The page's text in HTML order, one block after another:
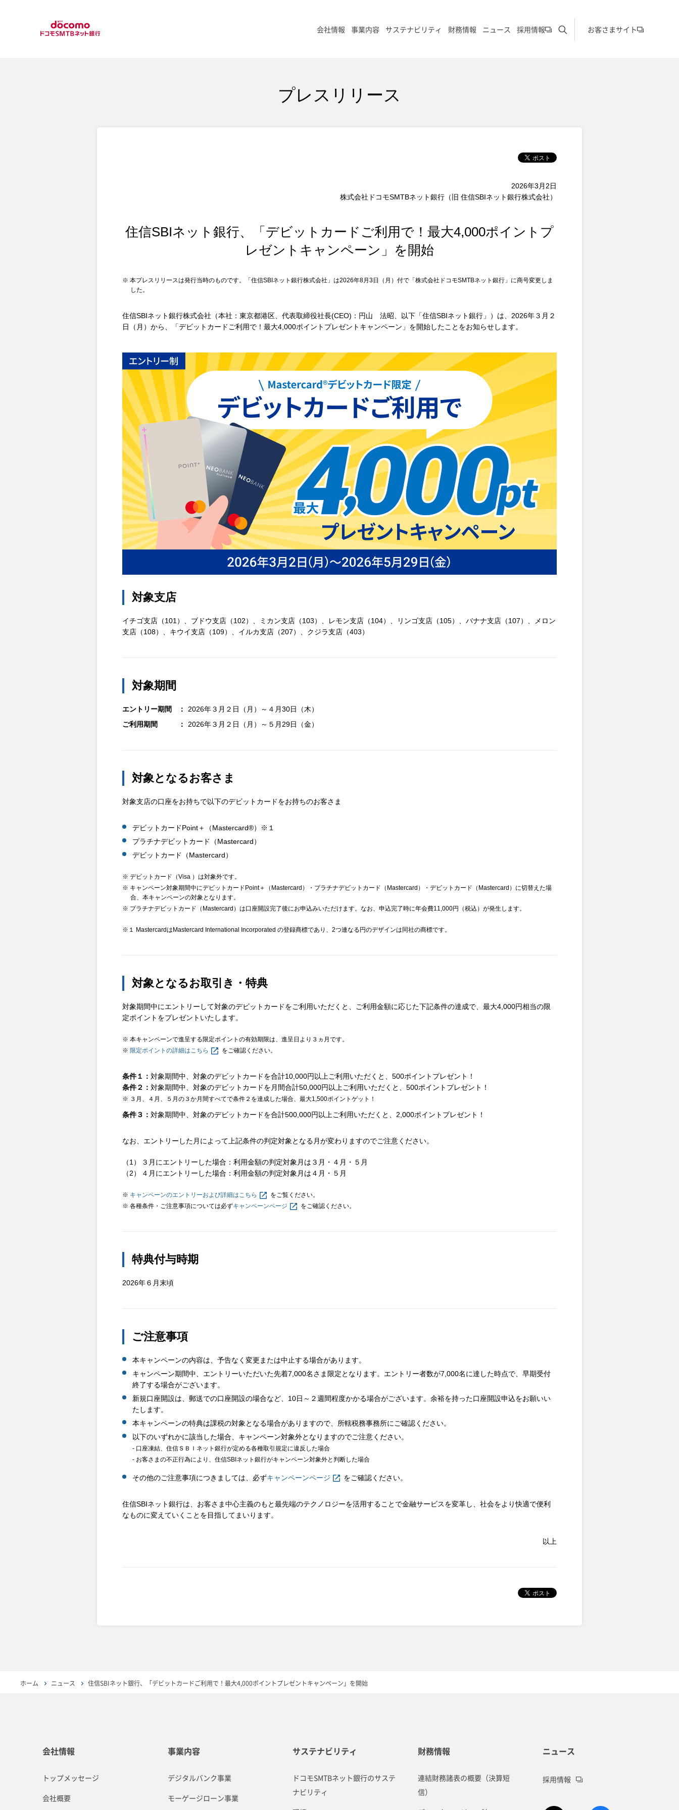
会社情報 事業内容 サステナビリティ 財務情報 ニュース 採用情報 サイト内検索を開く
お客さまサイト
プレスリリース
2026年3月2日
株式会社ドコモSMTBネット銀行（旧 住信SBIネット銀行株式会社）
住信SBIネット銀行、「デビットカードご利用で！最大4,000ポイントプ
レゼントキャンペーン」を開始
※ 本プレスリリースは発行当時のものです。「住信SBIネット銀行株式会社」は2026年8月3日（月）付で「株式会社ドコモSMTBネット銀行」に商号変更しま
した。
住信SBIネット銀行株式会社（本社：東京都港区、代表取締役社長(CEO)：円山 法昭、以下「住信SBIネット銀行」）は、2026年３月２
日（月）から、「デビットカードご利用で！最大4,000ポイントプレゼントキャンペーン」を開始したことをお知らせします。
対象支店
イチゴ支店（101）、ブドウ支店（102）、ミカン支店（103）、レモン支店（104）、リンゴ支店（105）、バナナ支店（107）、メロン
支店（108）、キウイ支店（109）、イルカ支店（207）、クジラ支店（403）
対象期間
エントリー期間
2026年３月２日（月）～４月30日（木）
ご利用期間
2026年３月２日（月）～５月29日（金）
対象となるお客さま
対象支店の口座をお持ちで以下のデビットカードをお持ちのお客さま
デビットカードPoint＋（Mastercard®）※１
プラチナデビットカード（Mastercard）
デビットカード（Mastercard）
※ デビットカード（Visa ）は対象外です。
※ キャンペーン対象期間中にデビットカードPoint＋（Mastercard）・プラチナデビットカード（Mastercard）・デビットカード（Mastercard）に切替えた場
合、本キャンペーンの対象となります。
※ プラチナデビットカード（Mastercard）は口座開設完了後にお申込みいただけます。なお、申込完了時に年会費11,000円（税込）が発生します。
※１ MastercardはMastercard International Incorporated の登録商標であり、2つ連なる円のデザインは同社の商標です。
対象となるお取引き・特典
対象期間中にエントリーして対象のデビットカードをご利用いただくと、ご利用金額に応じた下記条件の達成で、最大4,000円相当の限
定ポイントをプレゼントいたします。
※ 本キャンペーンで進呈する限定ポイントの有効期限は、進呈日より３ヵ月です。
※ 限定ポイントの詳細はこちら をご確認ください。
条件１
対象期間中、対象のデビットカードを合計10,000円以上ご利用いただくと、500ポイントプレゼント！
条件２
対象期間中、対象のデビットカードを月間合計50,000円以上ご利用いただくと、500ポイントプレゼント！
※ ３月、４月、５月の３か月間すべてで条件２を達成した場合、最大1,500ポイントゲット！
条件３ 対象期間中、対象のデビットカードを合計500,000円以上ご利用いただくと、2,000ポイントプレゼント！
なお、エントリーした月によって上記条件の判定対象となる月が変わりますのでご注意ください。
３月にエントリーした場合：利用金額の判定対象月は３月・４月・５月
４月にエントリーした場合：利用金額の判定対象月は４月・５月
※ キャンペーンのエントリーおよび詳細はこちら
をご覧ください。
※ 各種条件・ご注意事項については必ずキャンペーンページ をご確認ください。
特典付与時期
2026年６月末頃
ご注意事項
本キャンペーンの内容は、予告なく変更または中止する場合があります。
キャンペーン期間中、エントリーいただいた先着7,000名さま限定となります。エントリー者数が7,000名に達した時点で、早期受付
終了する場合がございます。
新規口座開設は、郵送での口座開設の場合など、10日～２週間程度かかる場合がございます。余裕を持った口座開設申込をお願いい
たします。
本キャンペーンの特典は課税の対象となる場合がありますので、所轄税務事務所にご確認ください。
以下のいずれかに該当した場合、キャンペーン対象外となりますのでご注意ください。
- 口座凍結、住信ＳＢＩネット銀行が定める各種取引規定に違反した場合
- お客さまの不正行為により、住信SBIネット銀行がキャンペーン対象外と判断した場合
その他のご注意事項につきましては、必ずキャンペーンページ をご確認ください。
住信SBIネット銀行は、お客さま中心主義のもと最先端のテクノロジーを活用することで金融サービスを変革し、社会をより快適で便利
なものに変えていくことを目指してまいります。
以上
ホーム ニュース 住信SBIネット銀行、「デビットカードご利用で！最大4,000ポイントプレゼントキャンペーン」を開始
会社情報
トップメッセージ
会社概要
事業内容
デジタルバンク事業
モーゲージローン事業
サステナビリティ
ドコモSMTBネット銀行のサステ
ナビリティ
財務情報
連結財務諸表の概要（決算短
信）
ニュース
採用情報